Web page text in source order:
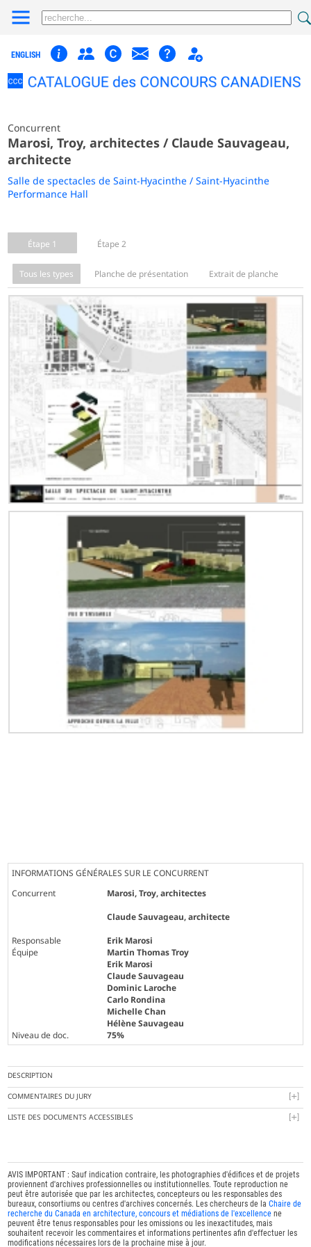
ENGLISH
Concurrent
Marosi, Troy, architectes / Claude Sauvageau,
architecte
Salle de spectacles de Saint-Hyacinthe / Saint-Hyacinthe
Performance Hall
Étape 1 Étape 2
Tous les types Planche de présentation Extrait de planche
INFORMATIONS GÉNÉRALES SUR LE CONCURRENT
Concurrent
Marosi, Troy, architectes
Claude Sauvageau, architecte
Responsable
Erik Marosi
Équipe
Martin Thomas Troy
Erik Marosi
Claude Sauvageau
Dominic Laroche
Carlo Rondina
Michelle Chan
Hélène Sauvageau
Niveau de doc.
75%
DESCRIPTION
COMMENTAIRES DU JURY
LISTE DES DOCUMENTS ACCESSIBLES
AVIS IMPORTANT : Sauf indication contraire, les photographies d'édifices et de projets
proviennent d'archives professionnelles ou institutionnelles. Toute reproduction ne
peut être autorisée que par les architectes, concepteurs ou les responsables des
bureaux, consortiums ou centres d'archives concernés. Les chercheurs de laChaire de
recherche du Canada en architecture, concours et médiations de l'excellence ne
peuvent être tenus responsables pour les omissions ou les inexactitudes, mais
souhaitent recevoir les commentaires et informations pertinentes afin d'effectuer les
modifications nécessaires lors de la prochaine mise à jour.